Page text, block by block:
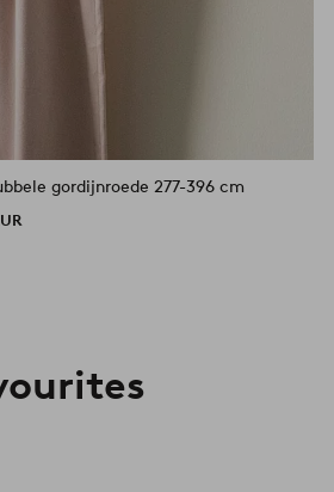
gordijnroede 277-396 cm